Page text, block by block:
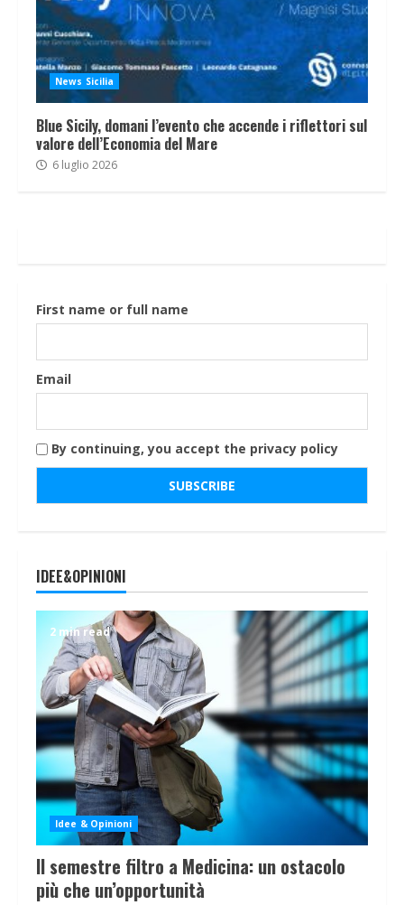
News Sicilia
Blue Sicily, domani l’evento che accende i riflettori sul
valore dell’Economia del Mare
6 luglio 2026
First name or full name
Email
By continuing, you accept the privacy policy
IDEE&OPINIONI
2 min read
Idee & Opinioni
Il semestre filtro a Medicina: un ostacolo
più che un’opportunità